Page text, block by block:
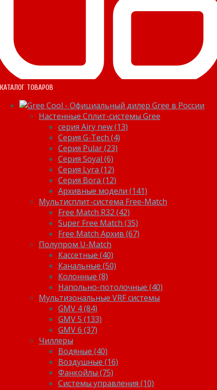
КАТАЛОГ ТОВАРОВ
Настенные Сплит-системы Gree
серия Airy new (13)
Серия G-Tech (4)
Серия Pular (23)
Cерия Soyal (6)
Серия Lyra (12)
Серия Bora (12)
Архивные модели (141)
Мультисплит-система Free-Match
Free Match R32 (42)
Super Free Match (35)
Free Match Архив (67)
Полупром U-Match
Кассетные (40)
Канальные (50)
Колонные (8)
Напольно-потолочные (40)
Мультизональные VRF системы
GMV 4 (84)
GMV 5 (133)
GMV 6 (37)
Чиллеры
Водяные (40)
Воздушные (16)
Фанкойлы (75)
Системы управления (10)